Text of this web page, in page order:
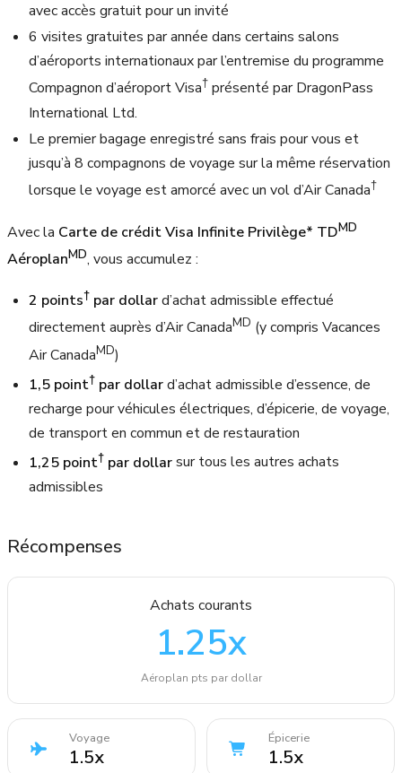
avec accès gratuit pour un invité
6 visites gratuites par année dans certains salons
d’aéroports internationaux par l’entremise du programme
Compagnon d’aéroport Visa† présenté par DragonPass
International Ltd.
Le premier bagage enregistré sans frais pour vous et
jusqu’à 8 compagnons de voyage sur la même réservation
lorsque le voyage est amorcé avec un vol d’Air Canada†
Avec la Carte de crédit Visa Infinite Privilège* TDMD
AéroplanMD, vous accumulez :
2 points† par dollard’achat admissible effectué
directement auprès d’Air CanadaMD (y compris Vacances
Air CanadaMD)
1,5 point† par dollard’achat admissible d’essence, de
recharge pour véhicules électriques, d’épicerie, de voyage,
de transport en commun et de restauration
1,25 point† par dollarsur tous les autres achats
admissibles
Récompenses
Achats courants
1.25x
Aéroplan pts par dollar
Voyage
1.5x
Épicerie
1.5x